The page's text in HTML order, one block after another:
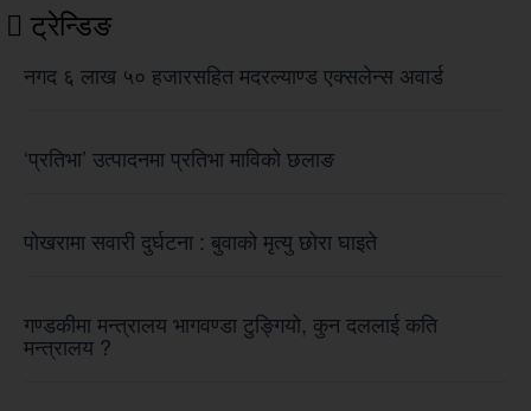
ट्रेन्डिङ
नगद ६ लाख ५० हजारसहित मदरल्याण्ड एक्सलेन्स अवार्ड
‘प्रतिभा’ उत्पादनमा प्रतिभा माविको छलाङ
पोखरामा सवारी दुर्घटना : बुवाको मृत्यु छोरा घाइते
गण्डकीमा मन्त्रालय भागवण्डा टुङ्गियो, कुन दललाई कति
मन्त्रालय ?